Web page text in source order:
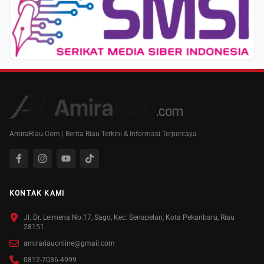
AmiraRiau.Com | Berita Riau Terkini & Informasi Terpercaya
KONTAK KAMI
Jl. Dr. Leimena No.17, Sago, Kec. Senapelan, Kota Pekanbaru, Riau
28151
amirariauonline@gmail.com
0812-7036-4999